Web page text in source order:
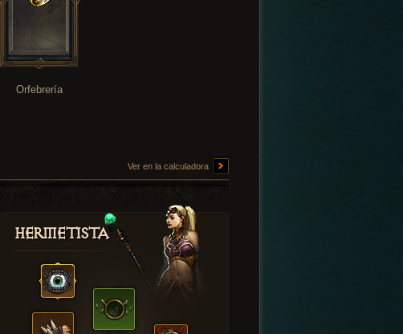
Orfebrería
Ver en la calculadora
Hermetista